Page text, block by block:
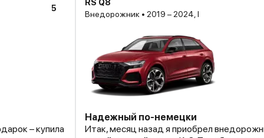
5
– купила
RS Q8
Внедорожник • 2019 – 2024, I
Надежный по-немецки
Итак, месяц назад я приобрел